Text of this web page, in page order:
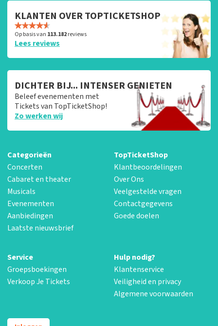
KLANTEN OVER TOPTICKETSHOP
Op basis van 113.182reviews
Lees reviews
DICHTER BIJ... INTENSER GENIETEN
Beleef evenementen met
Tickets van TopTicketShop!
Zo werken wij
Categorieën
Concerten
Cabaret en theater
Musicals
Evenementen
Aanbiedingen
Laatste nieuwsbrief
TopTicketShop
Klantbeoordelingen
Over Ons
Veelgestelde vragen
Contactgegevens
Goede doelen
Service
Groepsboekingen
Verkoop Je Tickets
Hulp nodig?
Klantenservice
Veiligheid en privacy
Algemene voorwaarden